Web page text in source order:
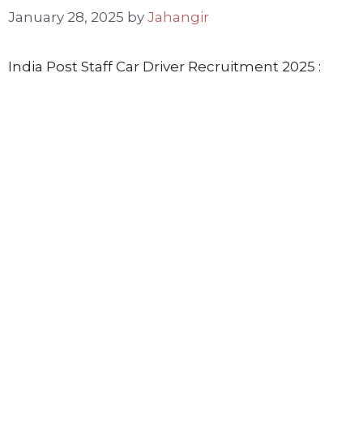
January 28, 2025 by Jahangir
India Post Staff Car Driver Recruitment 2025 :